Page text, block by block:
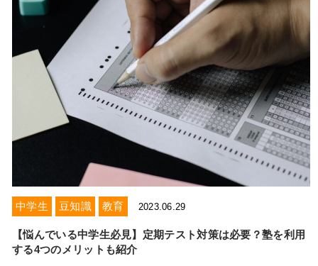
中学生 豆知識 教育 2023.06.29
【悩んでいる中学生必見】定期テスト対策は必要？塾を利用
する4つのメリットも紹介